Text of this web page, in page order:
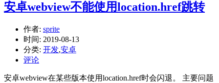
安卓webview不能使用location.href跳转
作者: sprite
时间: 2019-08-13
分类: 开发,安卓
评论
安卓webview在某些版本使用location.href时会闪退。 主要问题